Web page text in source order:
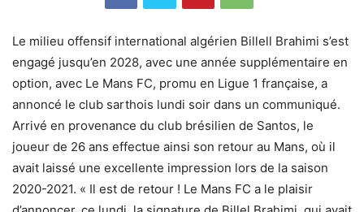
Le milieu offensif international algérien Billell Brahimi s’est
engagé jusqu’en 2028, avec une année supplémentaire en
option, avec Le Mans FC, promu en Ligue 1 française, a
annoncé le club sarthois lundi soir dans un communiqué.
Arrivé en provenance du club brésilien de Santos, le
joueur de 26 ans effectue ainsi son retour au Mans, où il
avait laissé une excellente impression lors de la saison
2020-2021. « Il est de retour ! Le Mans FC a le plaisir